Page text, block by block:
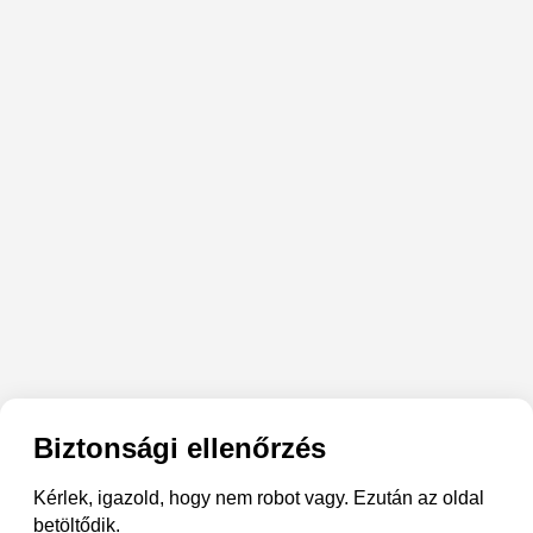
Biztonsági ellenőrzés
Kérlek, igazold, hogy nem robot vagy. Ezután az oldal
betöltődik.